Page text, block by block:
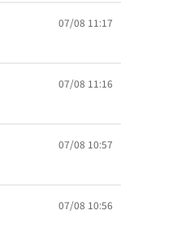
07/08 11:17
07/08 11:16
07/08 10:57
07/08 10:56